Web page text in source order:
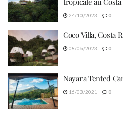
24/10/2023 0
Coco Villa, Costa
08/06/2023 0
Nayara Tented
16/03/2021 0